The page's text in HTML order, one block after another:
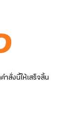
สั่งนี้ให้เสร็จสิ้น